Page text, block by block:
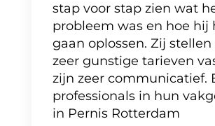
stap voor stap zien wat
probleem was en hoe hij
gaan oplossen. Zij stellen
zeer gunstige tarieven
zijn zeer communicatief.
professionals in hun
in Pernis Rotterdam